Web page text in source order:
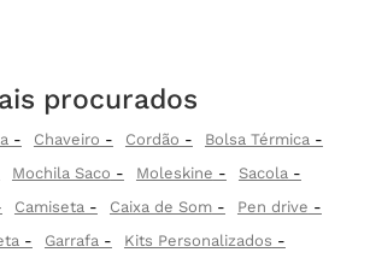
procurados
Chaveiro Cordão
Bolsa Térmica
Mochila Saco Moleskine
Sacola
Camiseta Caixa de Som
Pen drive
Garrafa
Kits Personalizados